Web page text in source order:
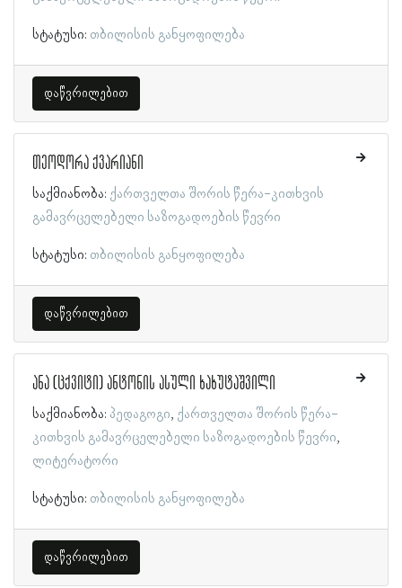
სტატუსი: თბილისის განყოფილება
დაწვრილებით
თეოდორა ქვარიანი
საქმიანობა: ქართველთა შორის წერა-კითხვის
გამავრცელებელი საზოგადოების წევრი
სტატუსი: თბილისის განყოფილება
დაწვრილებით
ანა (ცქვიტი) ანტონის ასული ხახუტაშვილი
საქმიანობა: პედაგოგი ქართველთა შორის წერა-
კითხვის გამავრცელებელი საზოგადოების წევრი
ლიტერატორი
სტატუსი: თბილისის განყოფილება
დაწვრილებით